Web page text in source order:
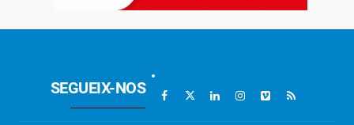
SEGUEIX-NOS